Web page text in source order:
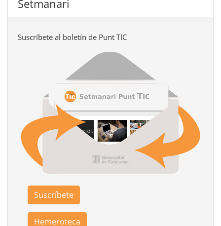
Setmanari
Suscríbete al boletín de Punt TIC
Suscríbete
Hemeroteca